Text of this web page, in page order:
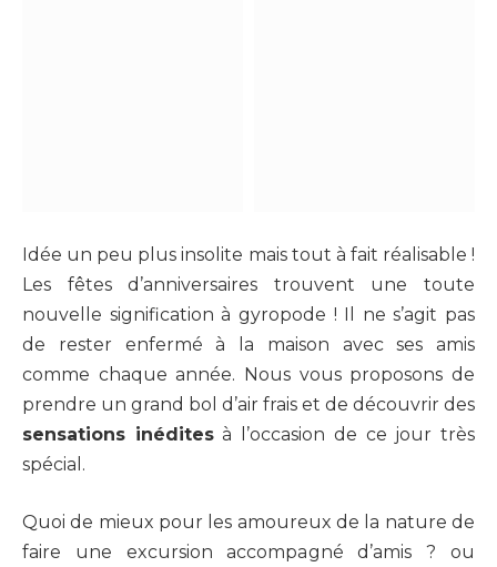
Idée un peu plus insolite mais tout à fait réalisable !
Les fêtes d’anniversaires trouvent une toute
nouvelle signification à gyropode ! Il ne s’agit pas
de rester enfermé à la maison avec ses amis
comme chaque année. Nous vous proposons de
prendre un grand bol d’air frais et de découvrir des
sensations inéditesà l’occasion de ce jour très
spécial.
Quoi de mieux pour les amoureux de la nature de
faire une excursion accompagné d’amis ? ou